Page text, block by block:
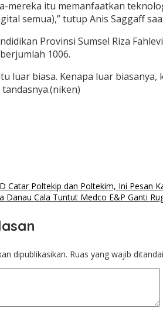
mereka itu memanfaatkan
semua),” tutup Anis Saggaff
Provinsi Sumsel Riza
1006.
luar biasa. Kenapa luar
Catar Poltekip dan Poltekim, Ini Pesan
Danau Cala Tuntut Medco E&P Ganti
dipublikasikan. Ruas yang wajib ditandai